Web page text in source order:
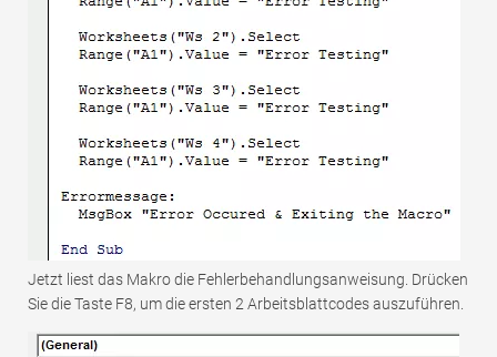
Jetzt liest das Makro die Fehlerbehandlungsanweisung. Drücken
Sie die Taste F8, um die ersten 2 Arbeitsblattcodes auszuführen.